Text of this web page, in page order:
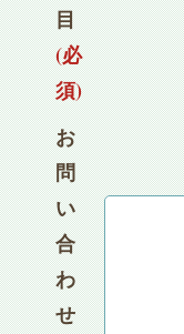
目
(必
須)
お
問
い
合
わ
せ